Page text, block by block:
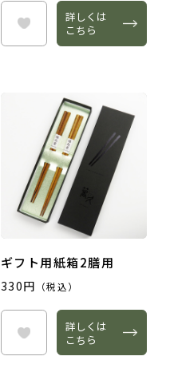
詳しくは
こちら
ギフト用紙箱2膳用
330円 （税込）
詳しくは
こちら